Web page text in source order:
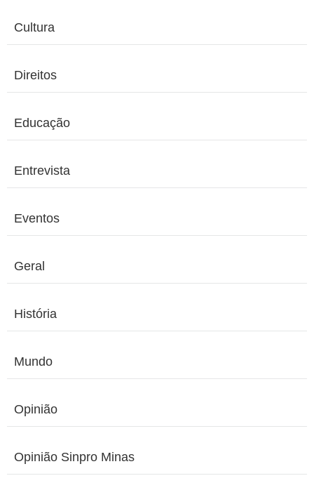
Cultura
Direitos
Educação
Entrevista
Eventos
Geral
História
Mundo
Opinião
Opinião Sinpro Minas